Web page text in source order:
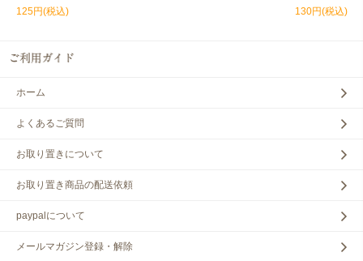
125円(税込)
130円(税込)
ホーム
よくあるご質問
お取り置きについて
お取り置き商品の配送依頼
paypalについて
メールマガジン登録・解除